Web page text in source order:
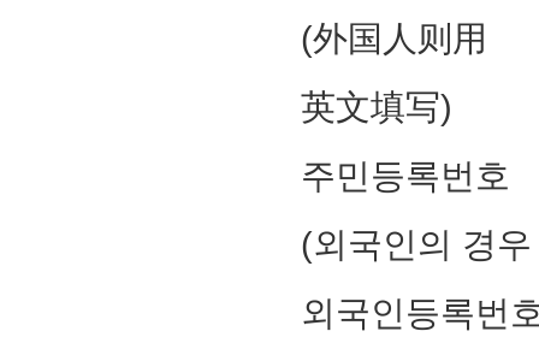
(外国人则用
英文填写)
주민등록번호
(외국인의 경우
외국인등록번